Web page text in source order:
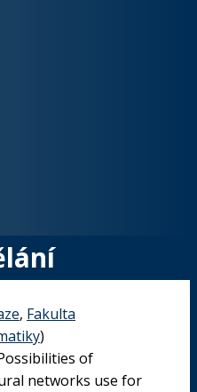
, Fakulta
)
of
networks use for